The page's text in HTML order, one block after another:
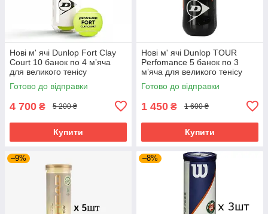
Нові м' ячі Dunlop Fort Clay
Court 10 банок по 4 мʼяча
для великого тенісу
Готово до відправки
4 700 ₴ 5 200 ₴
Купити
Нові м' ячі Dunlop TOUR
Perfomance 5 банок по 3
мʼяча для великого тенісу
Готово до відправки
1 450 ₴ 1 600 ₴
Купити
–9% –8%